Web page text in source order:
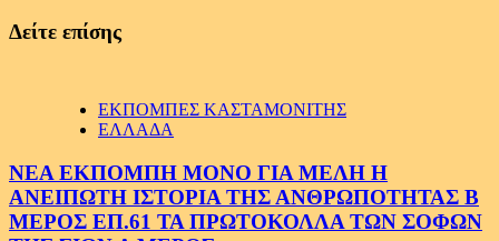
Δείτε επίσης
ΕΚΠΟΜΠΕΣ ΚΑΣΤΑΜΟΝΙΤΗΣ
ΕΛΛΑΔΑ
ΝΕΑ ΕΚΠΟΜΠΗ ΜΟΝΟ ΓΙΑ ΜΕΛΗ Η
ΑΝΕΙΠΩΤΗ ΙΣΤΟΡΙΑ ΤΗΣ ΑΝΘΡΩΠΟΤΗΤΑΣ Β
ΜΕΡΟΣ ΕΠ.61 ΤΑ ΠΡΩΤΟΚΟΛΛΑ ΤΩΝ ΣΟΦΩΝ